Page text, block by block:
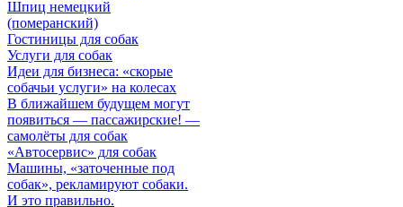
Шпиц немецкий
(померанский)
Гостиницы для собак
Услуги для собак
Идеи для бизнеса: «скорые
собачьи услуги» на колесах
В ближайшем будущем могут
появиться — пассажирские! —
самолёты для собак
«Автосервис» для собак
Машины, «заточенные под
собак», рекламируют собаки.
И это правильно.